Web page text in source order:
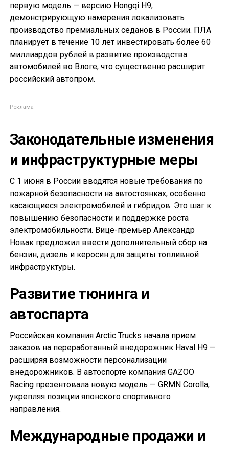
первую модель — версию Hongqi H9,
демонстрирующую намерения локализовать
производство премиальных седанов в России. ПЛА
планирует в течение 10 лет инвестировать более 60
миллиардов рублей в развитие производства
автомобилей во Влоге, что существенно расширит
российский автопром.
Законодательные изменения
и инфраструктурные меры
С 1 июня в России вводятся новые требования по
пожарной безопасности на автостоянках, особенно
касающиеся электромобилей и гибридов. Это шаг к
повышению безопасности и поддержке роста
электромобильности. Вице-премьер Александр
Новак предложил ввести дополнительный сбор на
бензин, дизель и керосин для защиты топливной
инфраструктуры.
Развитие тюнинга и
автоспарта
Российская компания Arctic Trucks начала прием
заказов на переработанный внедорожник Haval H9 —
расширяя возможности персонализации
внедорожников. В автоспорте компания GAZOO
Racing презентовала новую модель — GRMN Corolla,
укрепляя позиции японского спортивного
направления.
Международные продажи и